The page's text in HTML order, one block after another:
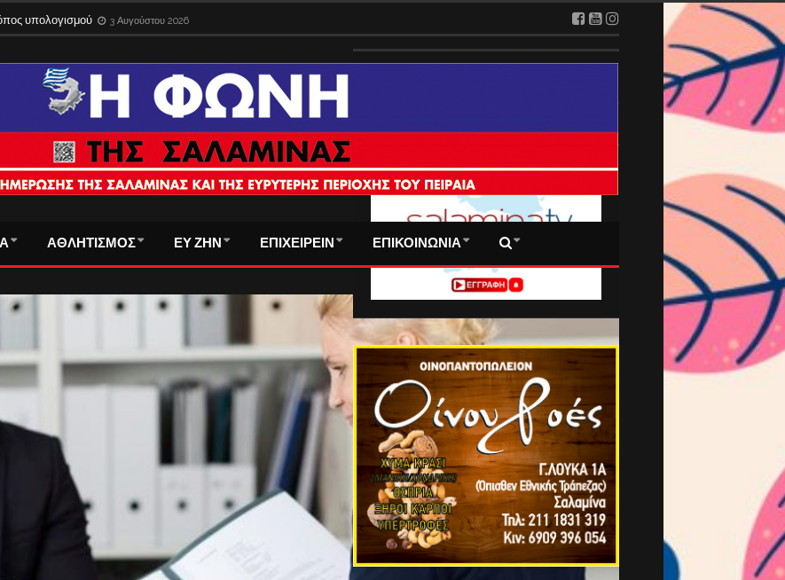
υπολογισμού 3 Αυγούστου 2026
ΑΘΛΗΤΙΣΜΟΣ ΕΥ ΖΗΝ ΕΠΙΧΕΙΡΕΙΝ ΕΠΙΚΟΙΝΩΝΙΑ